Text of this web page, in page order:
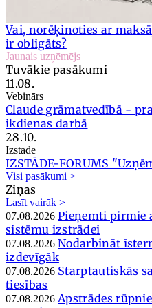
Vai, norēķinoties ar
ir obligāts?
Jaunais uzņēmējs
Tuvākie pasākumi
11.08.
Vebinārs
Claude grāmatvedībā -
ikdienas darbā
28.10.
Izstāde
IZSTĀDE-FORUMS
Visi pasākumi >
Ziņas
Lasīt vairāk >
07.08.2026 Pieņemti
sistēmu izstrādei
07.08.2026 Nodarbināt
izdevīgāk
07.08.2026 Starptautiskās
tiesības
07.08.2026 Apstrādes